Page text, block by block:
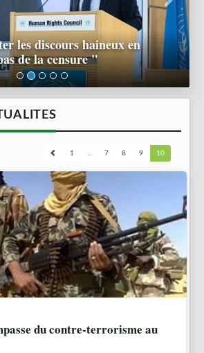
les discours haineux en
de la censure "
1 ... 7 8 9 10